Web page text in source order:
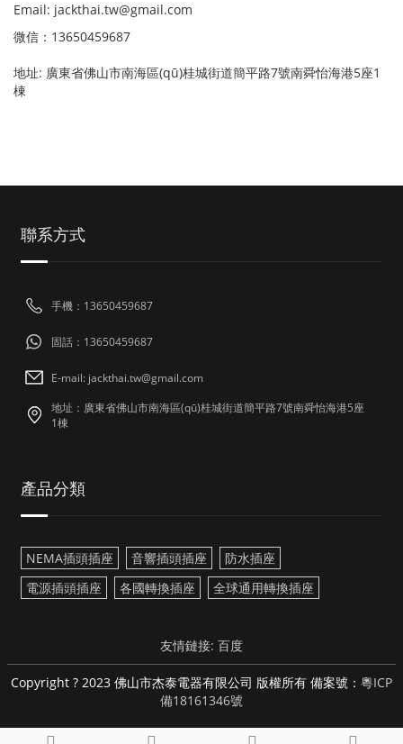
Email: jackthai.tw@gmail.com
微信：13650459687
地址: 廣東省佛山市南海區(qū)桂城街道簡平路7號南舜怡海港5座1
棟
聯系方式
手機：13650459687
固話：13650459687
E-mail: jackthai.tw@gmail.com
地址：廣東省佛山市南海區(qū)桂城街道簡平路7號南舜怡海港5座
1棟
產品分類
NEMA插頭插座 音響插頭插座
防水插座
電源插頭插座
各國轉換插座 全球通用轉換插座
友情鏈接: 百度
Copyright ? 2023 佛山市杰泰電器有限公司 版權所有 備案號： 粵ICP
備18161346號